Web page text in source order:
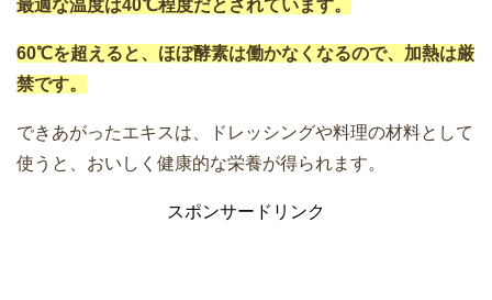
最適な温度は40℃程度だとされています。
60℃を超えると、ほぼ酵素は働かなくなるので、加熱は厳
禁です。
できあがったエキスは、ドレッシングや料理の材料として
使うと、おいしく健康的な栄養が得られます。
スポンサードリンク